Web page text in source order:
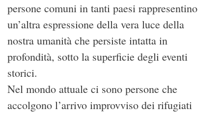
persone comuni in tanti paesi rappresentino
un’altra espressione della vera luce della
nostra umanità che persiste intatta in
profondità, sotto la superficie degli eventi
storici.
Nel mondo attuale ci sono persone che
accolgono l’arrivo improvviso dei rifugiati